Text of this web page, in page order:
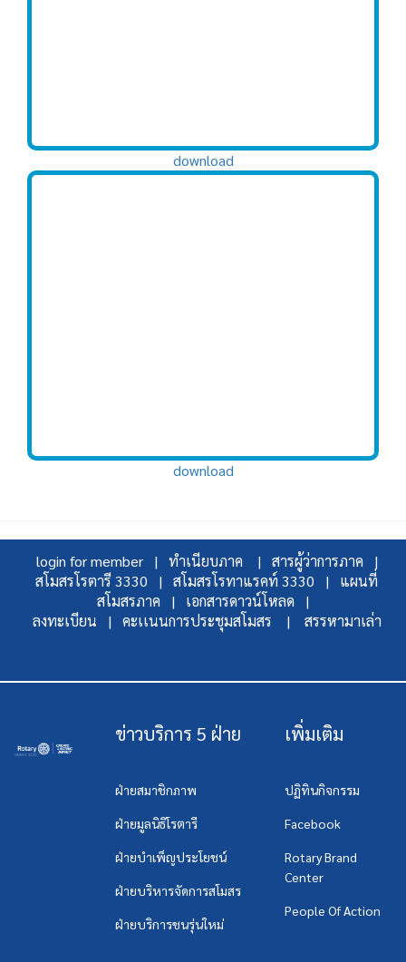
download
download
login for member | ทำเนียบภาค |
สารผู้ว่าการภาค |
สโมสรโรตารี 3330 |
สโมสรโรทาแรคท์ 3330 |
แผนที่
สโมสรภาค |
เอกสารดาวน์โหลด |
ลงทะเบียน |
คะเเนนการประชุมสโมสร | สรรหามาเล่า
ข่าวบริการ 5 ฝ่าย
ฝ่ายสมาชิกภาพ
ฝ่ายมูลนิธิโรตารี
ฝ่ายบำเพ็ญประโยชน์
ฝ่ายบริหารจัดการสโมสร
ฝ่ายบริการชนรุ่นใหม่
เพิ่มเติม
ปฏิทินกิจกรรม
Facebook
Rotary Brand
Center
People Of Action